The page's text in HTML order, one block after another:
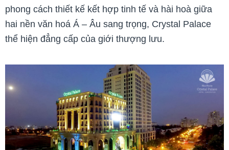
phong cách thiết kế kết hợp tinh tế và hài hoà giữa
hai nền văn hoá Á – Âu sang trọng, Crystal Palace
thể hiện đẳng cấp của giới thượng lưu.